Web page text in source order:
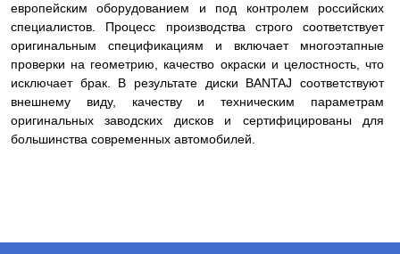
европейским оборудованием и под контролем российских
специалистов. Процесс производства строго соответствует
оригинальным спецификациям и включает многоэтапные
проверки на геометрию, качество окраски и целостность, что
исключает брак. В результате диски BANTAJ соответствуют
внешнему виду, качеству и техническим параметрам
оригинальных заводских дисков и сертифицированы для
большинства современных автомобилей.